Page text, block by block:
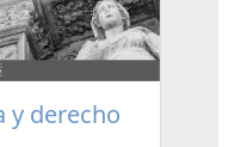
y derecho